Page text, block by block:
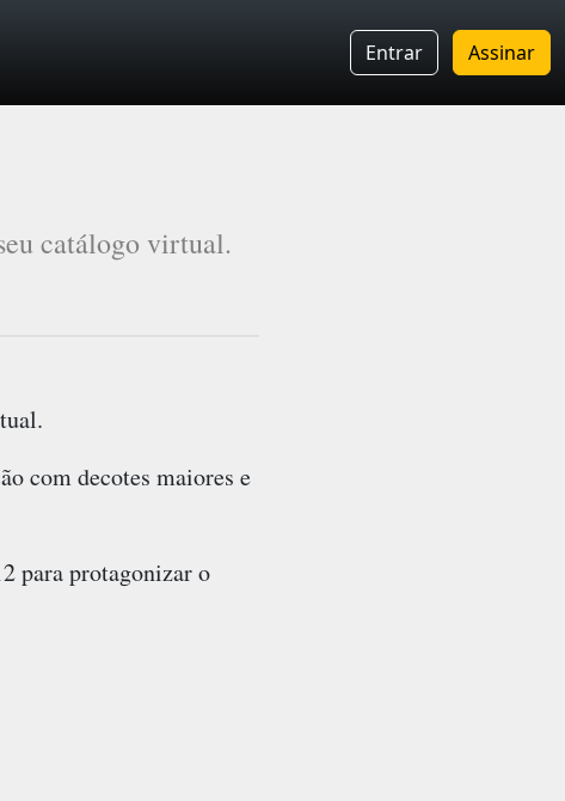
Entrar Assinar
catálogo virtual.
com decotes maiores e
para protagonizar o